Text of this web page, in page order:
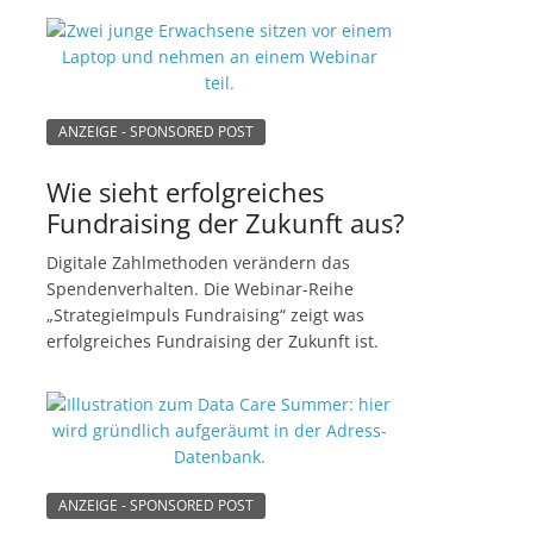
ANZEIGE - SPONSORED POST
Wie sieht erfolgreiches
Fundraising der Zukunft aus?
Digitale Zahlmethoden verändern das
Spendenverhalten. Die Webinar-Reihe
„StrategieImpuls Fundraising“ zeigt was
erfolgreiches Fundraising der Zukunft ist.
ANZEIGE - SPONSORED POST